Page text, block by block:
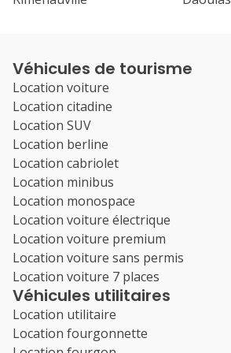
Véhicules de tourisme
Location voiture
Location citadine
Location SUV
Location berline
Location cabriolet
Location minibus
Location monospace
Location voiture électrique
Location voiture premium
Location voiture sans permis
Location voiture 7 places
Véhicules utilitaires
Location utilitaire
Location fourgonnette